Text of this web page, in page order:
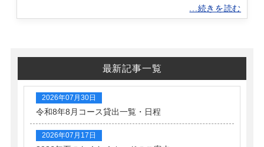
...続きを読む
最新記事一覧
2026年07月30日
令和8年8月コース貸出一覧・日程
2026年07月17日